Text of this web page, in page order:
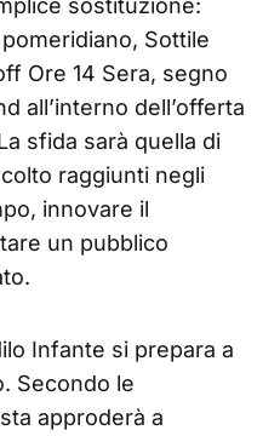
sostituzione:
Sottile
Ore 14 Sera, segno
all’interno dell’offerta
sfida sarà quella di
raggiunti negli
innovare il
un pubblico
Infante si prepara a
Secondo le
approderà a